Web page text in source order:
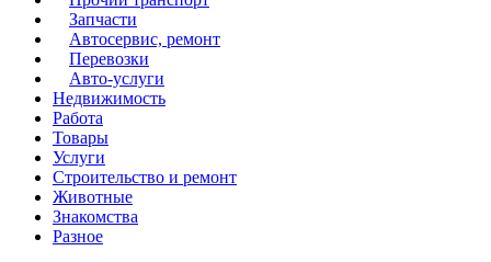
Запчасти
Автосервис, ремонт
Перевозки
Авто-услуги
Недвижимость
Работа
Товары
Услуги
Строительство и ремонт
Животные
Знакомства
Разное